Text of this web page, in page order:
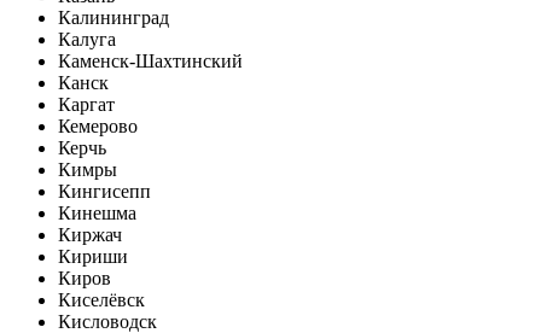
Калининград
Калуга
Каменск-Шахтинский
Канск
Каргат
Кемерово
Керчь
Кимры
Кингисепп
Кинешма
Киржач
Кириши
Киров
Киселёвск
Кисловодск